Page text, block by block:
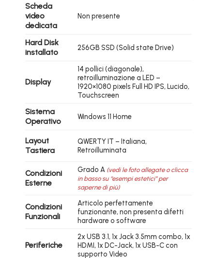
Scheda
video
dedicata
Non presente
Hard Disk
installato
256GB SSD (Solid state Drive)
Display
14 pollici (diagonale),
retroilluminazione a LED –
1920×1080 pixels Full HD IPS, Lucido,
Touchscreen
Sistema
Operativo
Windows 11 Home
Layout
Tastiera
QWERTY IT – Italiana,
Retroilluminata
Condizioni
Esterne
Grado A (vedi le foto allegate o clicca
in basso su “esempi estetici” per
saperne di più)
Condizioni
Funzionali
Articolo perfettamente
funzionante, non presenta difetti
hardware o software
Periferiche
2x USB 3.1, 1x Jack 3.5mm combo, 1x
HDMI, 1x DC-Jack, 1x USB-C con
supporto Video